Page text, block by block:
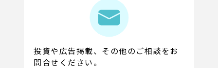
投資や広告掲載、その他のご相談をお
問合せください。